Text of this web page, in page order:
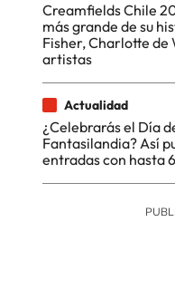
Creamfields Chile
más grande de su
Fisher, Charlotte de
artistas
Actualidad
¿Celebrarás el Día
Fantasilandia? Así
entradas con hasta